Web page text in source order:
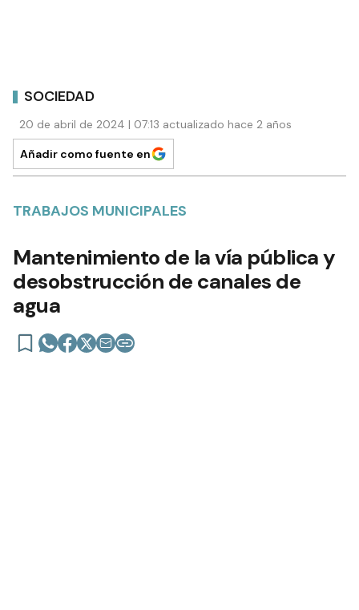
SOCIEDAD
20 de abril de 2024 | 07:13 actualizado hace 2 años
Añadir como fuente en
TRABAJOS MUNICIPALES
Mantenimiento de la vía pública y
desobstrucción de canales de
agua